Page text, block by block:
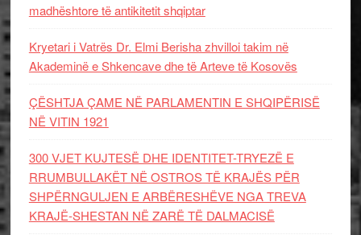
madhështore të antikitetit shqiptar
Kryetari i Vatrës Dr. Elmi Berisha zhvilloi takim në
Akademinë e Shkencave dhe të Arteve të Kosovës
ÇËSHTJA ÇAME NË PARLAMENTIN E SHQIPËRISË
NË VITIN 1921
300 VJET KUJTESË DHE IDENTITET-TRYEZË E
RRUMBULLAKËT NË OSTROS TË KRAJËS PËR
SHPËRNGULJEN E ARBËRESHËVE NGA TREVA
KRAJË-SHESTAN NË ZARË TË DALMACISË